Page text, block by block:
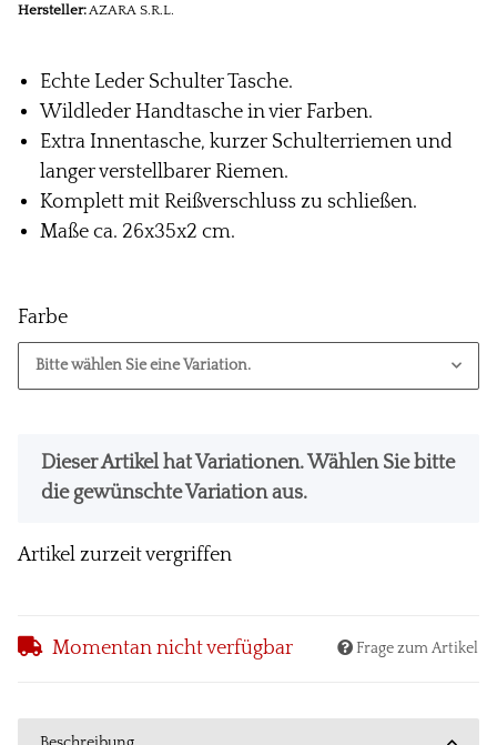
Hersteller: AZARA S.R.L.
Echte Leder Schulter Tasche.
Wildleder Handtasche in vier Farben.
Extra Innentasche, kurzer Schulterriemen und
langer verstellbarer Riemen.
Komplett mit Reißverschluss zu schließen.
Maße ca. 26x35x2 cm.
Farbe
Bitte wählen Sie eine Variation.
x
Dieser Artikel hat Variationen. Wählen Sie bitte
die gewünschte Variation aus.
Artikel zurzeit vergriffen
Momentan nicht verfügbar Frage zum Artikel